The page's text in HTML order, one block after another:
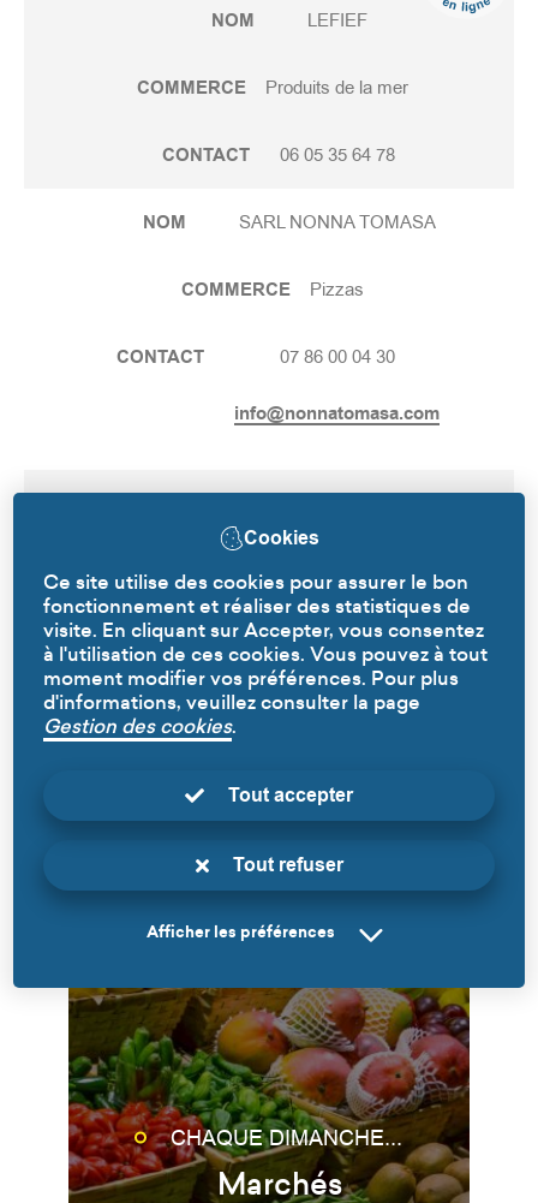
Cookies
Ce site utilise des cookies pour assurer le bon
fonctionnement et réaliser des statistiques de
visite. En cliquant sur Accepter, vous consentez
à l'utilisation de ces cookies. Vous pouvez à tout
moment modifier vos préférences. Pour plus
d'informations, veuillez consulter la page
Gestion des cookies.
Afficher les préférences
Tout accepter
Tout refuser
NOM LEFIEF
COMMERCE Produits de la mer
CONTACT 06 05 35 64 78
NOM SARL NONNA TOMASA
COMMERCE Pizzas
CONTACT 07 86 00 04 30
info@nonnatomasa.com
COMMERCE
CONTACT 06 33 74 95 97
CHAQUE DIMANCHE...
Marchés